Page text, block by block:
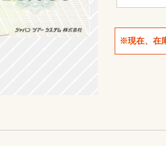
※現在、在